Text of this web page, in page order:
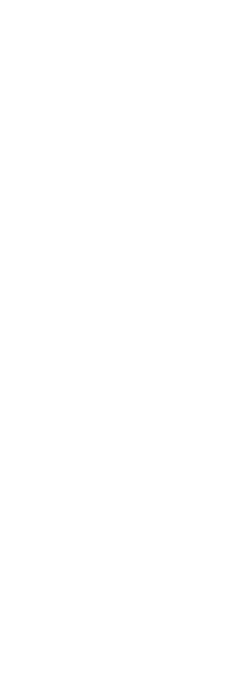
de Guindaste
Munck para Indústria
de Locação de Caminhão Munck
Munck
com Munck para Alugar
Transporte de Cargas
Transporte de Máquinas
Munck para Transportadora